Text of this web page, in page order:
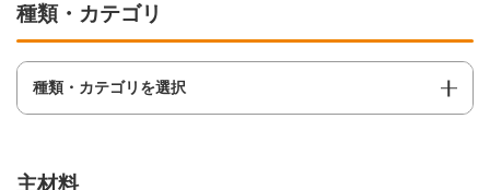
種類・カテゴリ
種類・カテゴリを選択
主材料